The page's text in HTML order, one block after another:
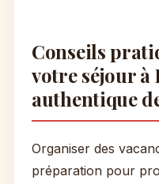
Conseils
votre séjour à
authentique
Organiser des
préparation pour